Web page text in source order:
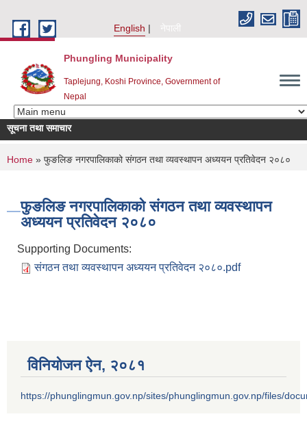
English
नेपाली
Phungling Municipality
Taplejung, Koshi Province, Government of
Nepal
सूचना तथा समाचार
You are here
Home » फुङलिङ नगरपालिकाको संगठन तथा व्यवस्थापन अध्ययन प्रतिवेदन २०८०
फुङलिङ नगरपालिकाको संगठन तथा व्यवस्थापन
अध्ययन प्रतिवेदन २०८०
Supporting Documents:
संगठन तथा व्यवस्थापन अध्ययन प्रतिवेदन २०८०.pdf
विनियोजन ऐन‚ २०८१
https://phunglingmun.gov.np/sites/phunglingmun.gov.np/files/